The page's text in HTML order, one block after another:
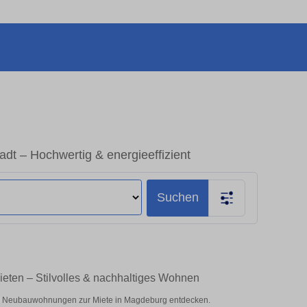
– Hochwertig & energieeffizient
Suchen
– Stilvolles & nachhaltiges Wohnen
zur Miete in Magdeburg entdecken.